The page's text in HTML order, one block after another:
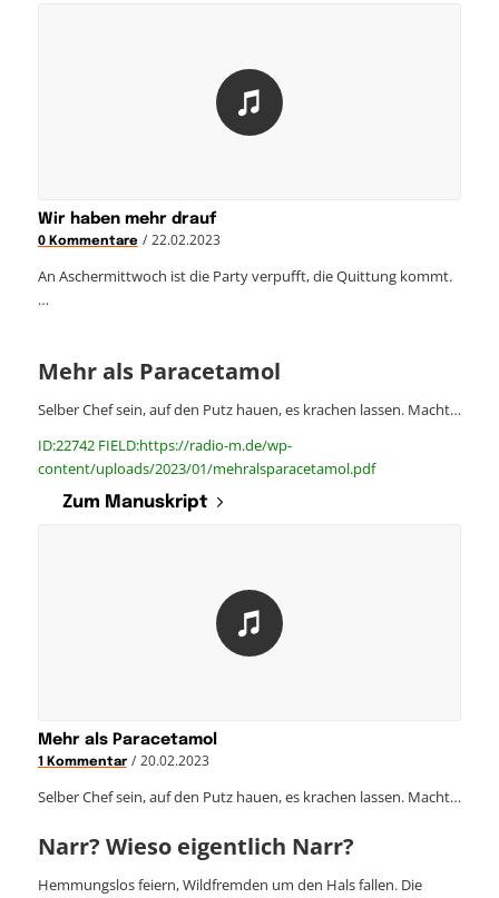
Wir haben mehr drauf
0 Kommentare / 22.02.2023
An Aschermittwoch ist die Party verpufft, die Quittung kommt.
…
Mehr als Paracetamol
Selber Chef sein, auf den Putz hauen, es krachen lassen. Macht…
ID:22742 FIELD:https://radio-m.de/wp-
content/uploads/2023/01/mehralsparacetamol.pdf
Zum Manuskript
Mehr als Paracetamol
1 Kommentar / 20.02.2023
Selber Chef sein, auf den Putz hauen, es krachen lassen. Macht…
Narr? Wieso eigentlich Narr?
Hemmungslos feiern, Wildfremden um den Hals fallen. Die